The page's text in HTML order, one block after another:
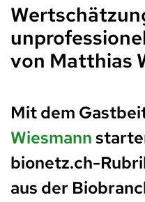
von Matthias
Mit dem
Wiesmann
bionetz.ch-
aus der